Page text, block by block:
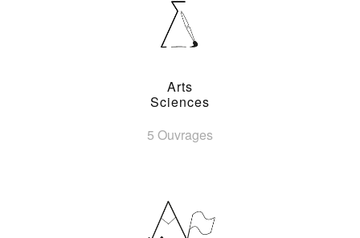
Arts
Sciences
5 Ouvrages